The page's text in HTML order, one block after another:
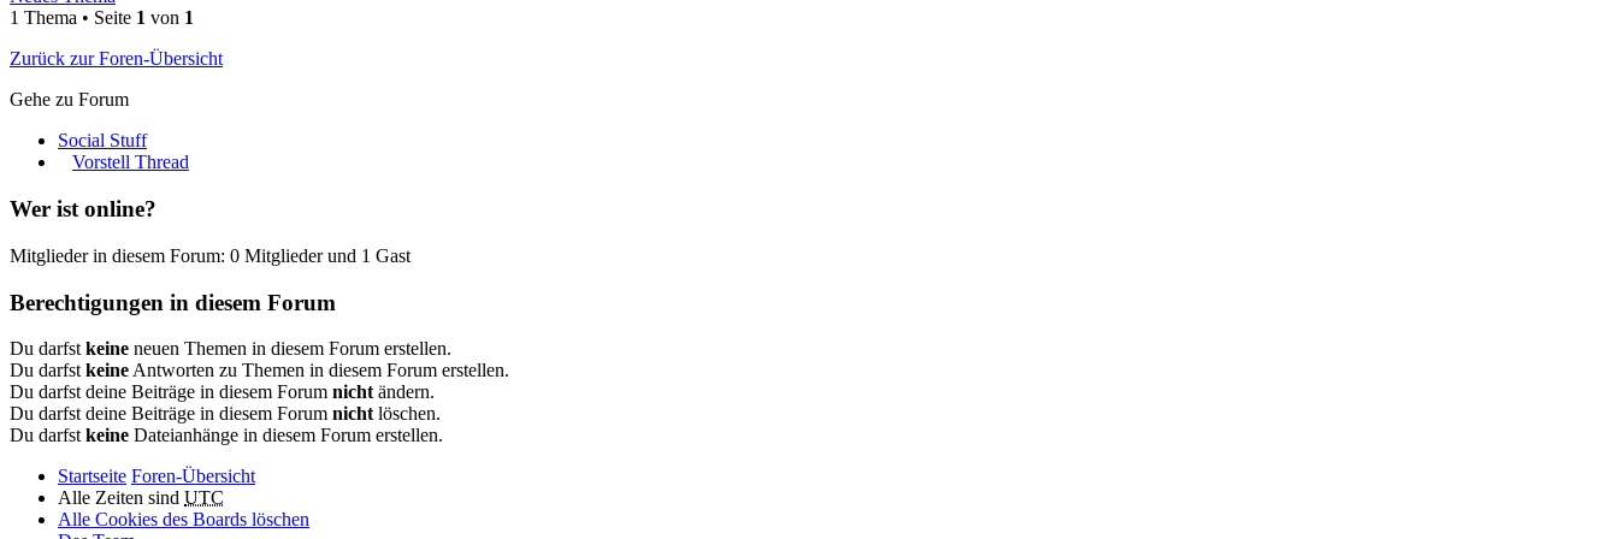
1 Thema • Seite 1 von 1
Zurück zur Foren-Übersicht
Gehe zu Forum
Social Stuff
Vorstell Thread
Wer ist online?
Mitglieder in diesem Forum: 0 Mitglieder und 1 Gast
Berechtigungen in diesem Forum
Du darfst keine neuen Themen in diesem Forum erstellen.
Du darfst keine Antworten zu Themen in diesem Forum erstellen.
Du darfst deine Beiträge in diesem Forum nicht ändern.
Du darfst deine Beiträge in diesem Forum nicht löschen.
Du darfst keine Dateianhänge in diesem Forum erstellen.
Startseite Foren-Übersicht
Alle Zeiten sind UTC
Alle Cookies des Boards löschen